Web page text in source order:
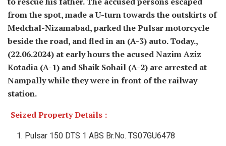
from the spot, made a U-turn towards the outskirts of
Medchal-Nizamabad, parked the Pulsar motorcycle
beside the road, and fled in an (A-3) auto. Today.,
(22.06.2024) at early hours the acused Nazim Aziz
Kotadia (A-1) and Shaik Sohail (A-2) are arrested at
Nampally while they were in front of the railway
station.
Seized Property Details :
Pulsar 150 DTS 1 ABS Br.No. TS07GU6478